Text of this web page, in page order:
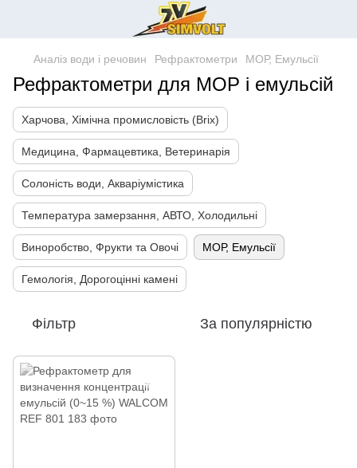
Аналіз води і речовин Рефрактометри МОР, Емульсії
Рефрактометри для МОР і емульсій
Харчова, Хімічна промисловість (Brix)
Медицина, Фармацевтика, Ветеринарія
Солоність води, Акваріумістика
Температура замерзання, АВТО, Холодильні
Виноробство, Фрукти та Овочі МОР, Емульсії
Гемологія, Дорогоцінні камені
Фільтр За популярністю